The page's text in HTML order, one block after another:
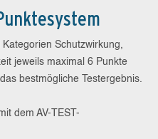
Schutzwirkung,
jeweils maximal 6 Punkte
bestmögliche Testergebnis.
dem AV-TEST-